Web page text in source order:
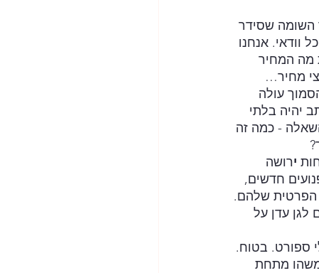
ותודה רבה לפקיד השומה שסידר
וודאי. אנחנו
מה המחיר
מחיר…
במדף הסמוך עולה
יהיה בלתי
- כמה זה
ירושה
חדשים,
הפרטית שלהם.
עדן על
ספורט. בטוח.
משהו מתחת